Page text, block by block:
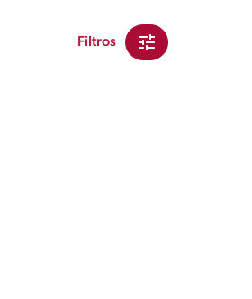
Filtros